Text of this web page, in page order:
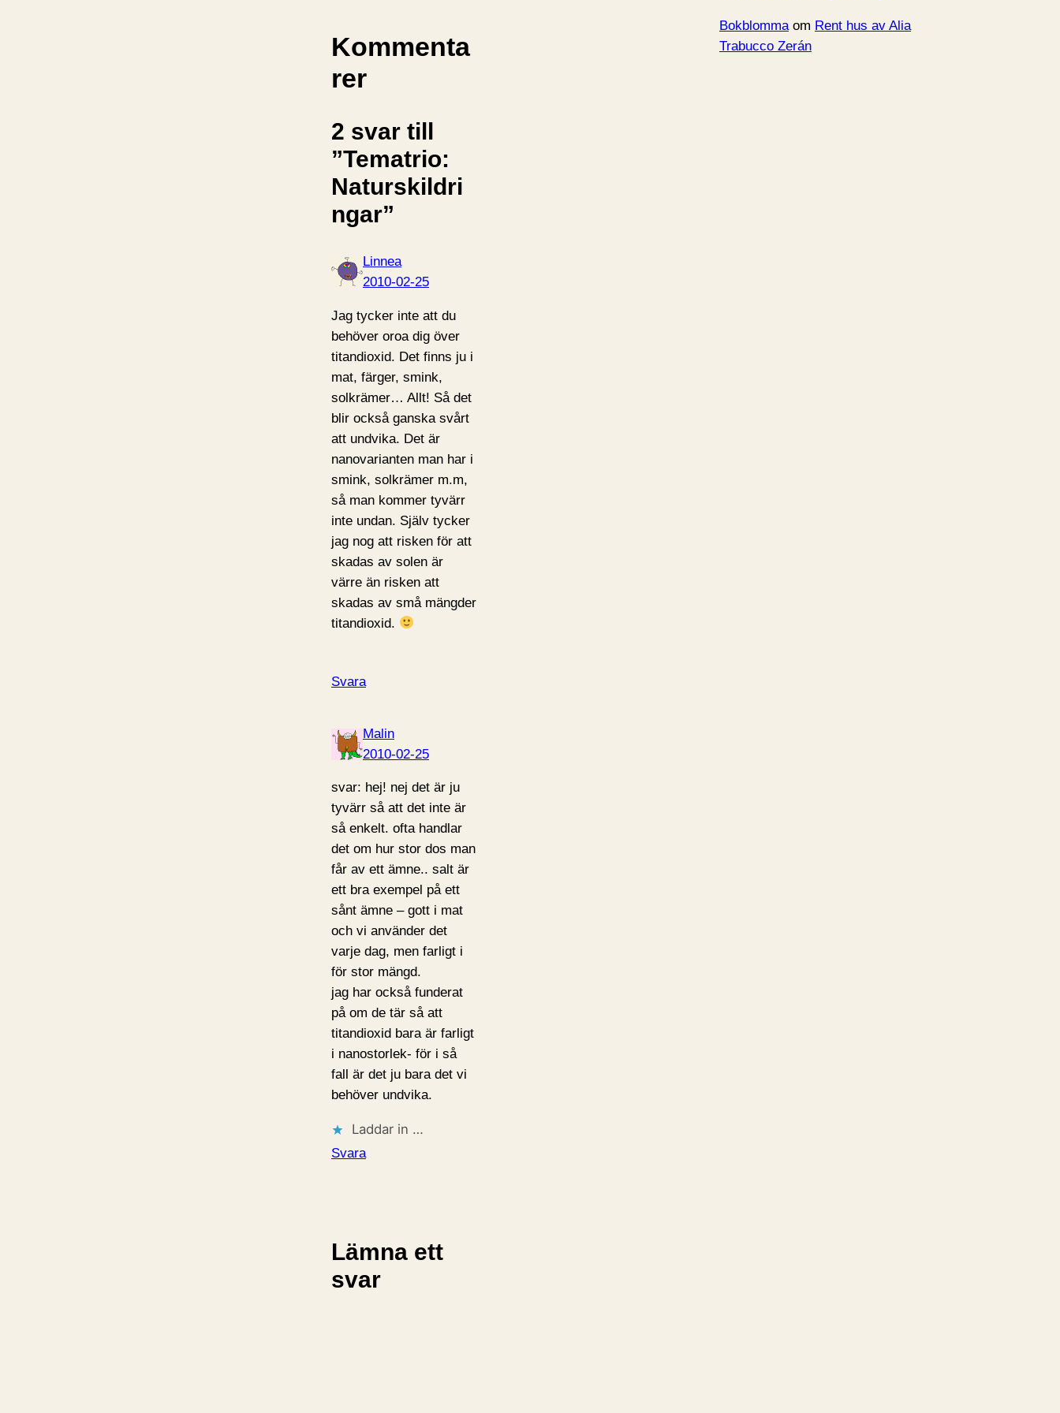
Kommenta
rer
2 svar till
”Tematrio:
Naturskildri
ngar”
Linnea
2010-02-25
Jag tycker inte att du
behöver oroa dig över
titandioxid. Det finns ju i
mat, färger, smink,
solkrämer… Allt! Så det
blir också ganska svårt
att undvika. Det är
nanovarianten man har i
smink, solkrämer m.m,
så man kommer tyvärr
inte undan. Själv tycker
jag nog att risken för att
skadas av solen är
värre än risken att
skadas av små mängder
titandioxid.
Svara
Malin
2010-02-25
svar: hej! nej det är ju
tyvärr så att det inte är
så enkelt. ofta handlar
det om hur stor dos man
får av ett ämne.. salt är
ett bra exempel på ett
sånt ämne – gott i mat
och vi använder det
varje dag, men farligt i
för stor mängd.
jag har också funderat
på om de tär så att
titandioxid bara är farligt
i nanostorlek- för i så
fall är det ju bara det vi
behöver undvika.
Laddar in …
Svara
Lämna ett
svar
Bokblommaom Rent hus av Alia
Trabucco Zerán